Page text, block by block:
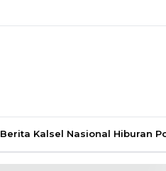
Berita Kalsel Nasional Hiburan